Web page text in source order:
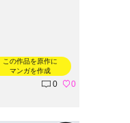
この作品を原作に
マンガを作成
0 0